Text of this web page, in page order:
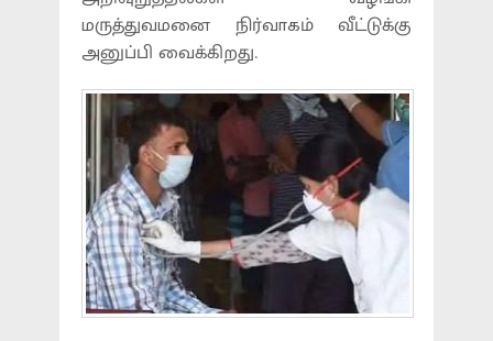
மருத்துவமனை நிர்வாகம் வீட்டுக்கு
அனுப்பி வைக்கிறது.